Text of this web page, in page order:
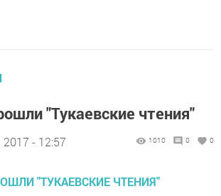
"Тукаевские чтения"
- 12:57 1010 0 0